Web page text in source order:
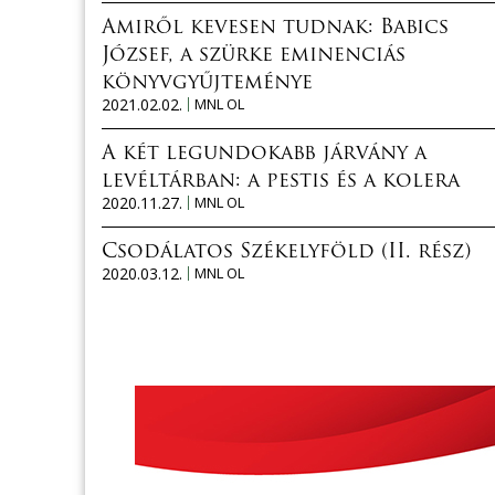
Amiről kevesen tudnak: Babics
József, a szürke eminenciás
könyvgyűjteménye
2021.02.02.
MNL OL
A két legundokabb járvány a
levéltárban: a pestis és a kolera
2020.11.27.
MNL OL
Csodálatos Székelyföld (II. rész)
2020.03.12.
MNL OL